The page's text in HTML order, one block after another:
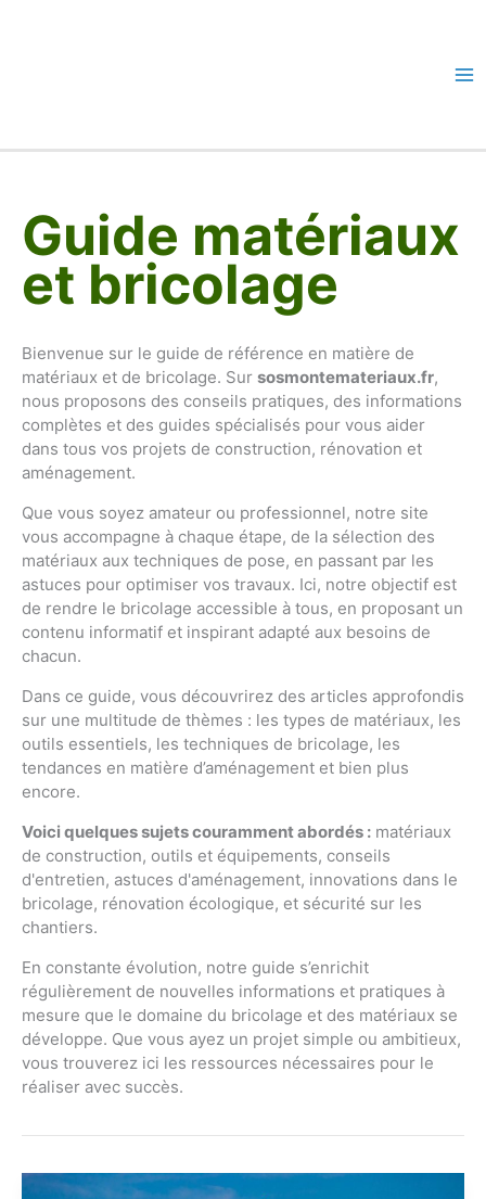
Guide matériaux
et bricolage
Bienvenue sur le guide de référence en matière de
matériaux et de bricolage. Sur sosmontemateriaux.fr,
nous proposons des conseils pratiques, des informations
complètes et des guides spécialisés pour vous aider
dans tous vos projets de construction, rénovation et
aménagement.
Que vous soyez amateur ou professionnel, notre site
vous accompagne à chaque étape, de la sélection des
matériaux aux techniques de pose, en passant par les
astuces pour optimiser vos travaux. Ici, notre objectif est
de rendre le bricolage accessible à tous, en proposant un
contenu informatif et inspirant adapté aux besoins de
chacun.
Dans ce guide, vous découvrirez des articles approfondis
sur une multitude de thèmes : les types de matériaux, les
outils essentiels, les techniques de bricolage, les
tendances en matière d’aménagement et bien plus
encore.
Voici quelques sujets couramment abordés : matériaux
de construction, outils et équipements, conseils
d'entretien, astuces d'aménagement, innovations dans le
bricolage, rénovation écologique, et sécurité sur les
chantiers.
En constante évolution, notre guide s’enrichit
régulièrement de nouvelles informations et pratiques à
mesure que le domaine du bricolage et des matériaux se
développe. Que vous ayez un projet simple ou ambitieux,
vous trouverez ici les ressources nécessaires pour le
réaliser avec succès.